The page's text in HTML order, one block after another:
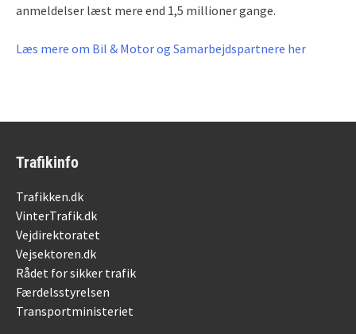
anmeldelser læst mere end 1,5 millioner gange.
Læs mere om Bil & Motor og Samarbejdspartnere her
Trafikinfo
Trafikken.dk
VinterTrafik.dk
Vejdirektoratet
Vejsektoren.dk
Rådet for sikker trafik
Færdelsstyrelsen
Transportministeriet